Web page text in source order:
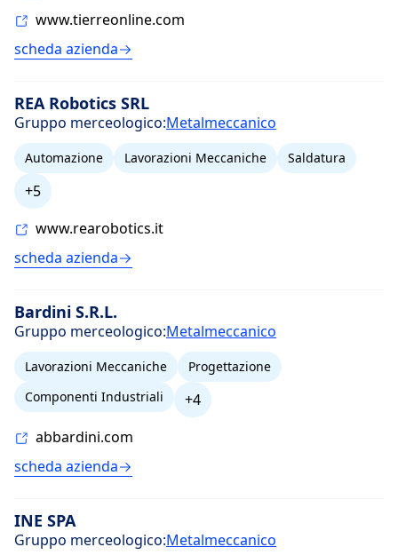
www.tierreonline.com
scheda azienda
REA Robotics SRL
Gruppo merceologico:Metalmeccanico
Automazione Lavorazioni Meccaniche Saldatura
+5
www.rearobotics.it
scheda azienda
Bardini S.R.L.
Gruppo merceologico:Metalmeccanico
Lavorazioni Meccaniche
Progettazione
Componenti Industriali
+4
abbardini.com
scheda azienda
INE SPA
Gruppo merceologico:Metalmeccanico